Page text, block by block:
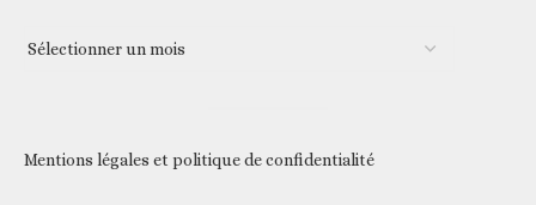
Mentions légales et politique de confidentialité